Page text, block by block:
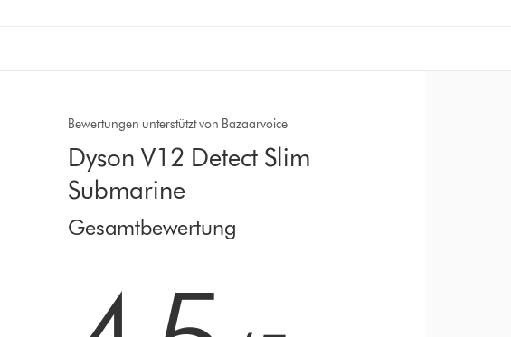
Bewertungen unterstützt von Bazaarvoice
Dyson V12 Detect Slim
Submarine
Gesamtbewertung